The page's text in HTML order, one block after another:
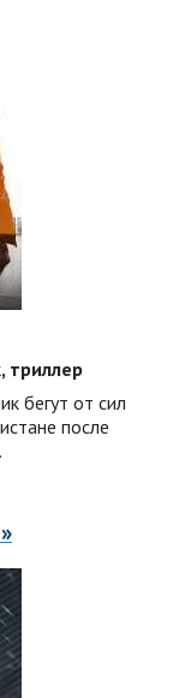
триллер
бегут от сил
после